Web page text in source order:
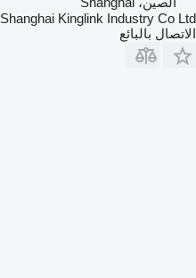
Shanghai Kinglink Industry Co Ltd
الاتصال بالبائع